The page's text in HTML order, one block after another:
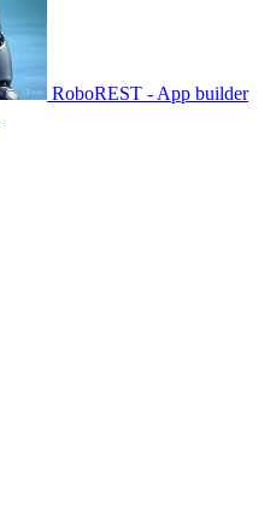
RoboREST - App builder